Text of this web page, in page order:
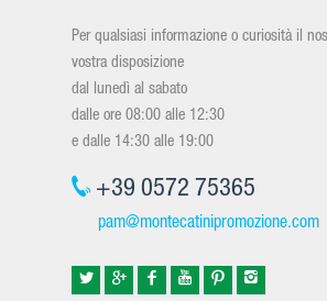
Per qualsiasi informazione o curiosità il
vostra disposizione
dal lunedì al sabato
dalle ore 08:00 alle 12:30
e dalle 14:30 alle 19:00
+39 0572 75365
pam@montecatinipromozione.com